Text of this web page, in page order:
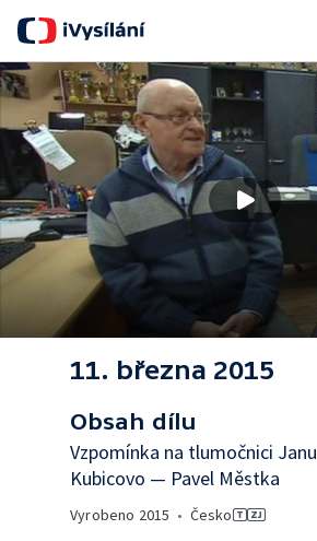
11. března 2015
Obsah dílu
Vzpomínka na tlumočnici Janu
Kubicovo — Pavel Městka
Vyrobeno 2015 • Česko